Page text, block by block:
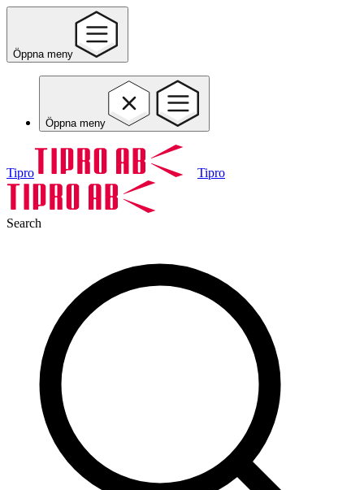
Öppna meny
Öppna meny
Tipro Tipro
Search